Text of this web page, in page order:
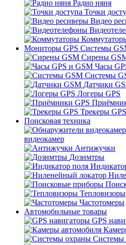
Радио няня
Точки
Видео
Мониторы GPS Системы
Сирены
Часы
Системы
Датчики
Логеры GPS
Трекеры GPS
Поисковая техника
видеокамер
Антижучки
Дозимтры
Тепловизоры
Частотомеры
Автомобильные товары
GPS
Системы